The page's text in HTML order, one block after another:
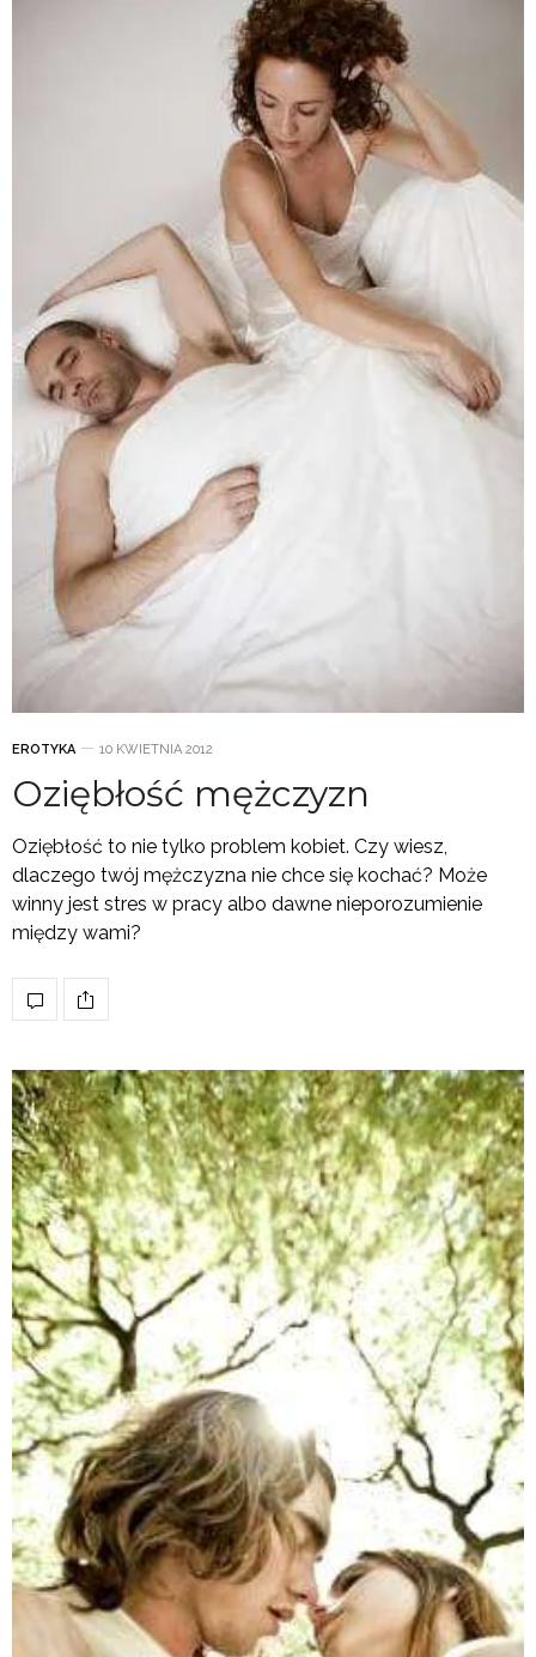
EROTYKA 10 KWIETNIA 2012
Oziębłość mężczyzn
Oziębłość to nie tylko problem kobiet. Czy wiesz,
dlaczego twój mężczyzna nie chce się kochać? Może
winny jest stres w pracy albo dawne nieporozumienie
między wami?